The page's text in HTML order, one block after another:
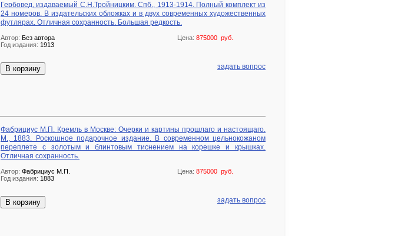
Гербовед, издаваемый С.Н.Тройницким. Спб., 1913-1914. Полный комплект из
24 номеров. В издательских обложках и в двух современных художественных
футлярах. Отличная сохранность. Большая редкость.
Цена: 875000 руб.
Автор: Без автора
Год издания: 1913
В корзину задать вопрос
Фабрициус М.П. Кремль в Москве: Очерки и картины прошлаго и настоящаго.
М., 1883. Роскошное подарочное издание. В современном цельнокожаном
переплете с золотым и блинтовым тиснением на корешке и крышках.
Отличная сохранность.
Цена: 875000 руб.
Автор: Фабрициус М.П.
Год издания: 1883
В корзину задать вопрос